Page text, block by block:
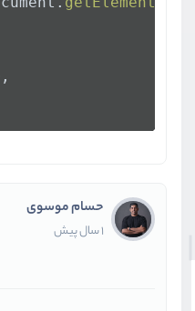
حسام موسوی
1 سال پیش